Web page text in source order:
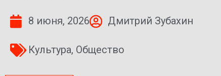
8 июня, 2026 Дмитрий Зубахин
Культура, Общество